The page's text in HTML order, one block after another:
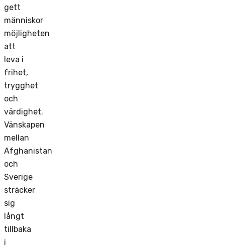
gett
människor
möjligheten
att
leva i
frihet,
trygghet
och
värdighet.
Vänskapen
mellan
Afghanistan
och
Sverige
sträcker
sig
långt
tillbaka
i